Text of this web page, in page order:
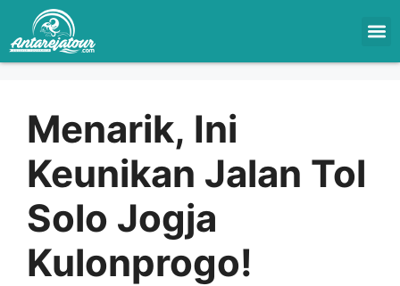
Menarik, Ini
Keunikan Jalan Tol
Solo Jogja
Kulonprogo!